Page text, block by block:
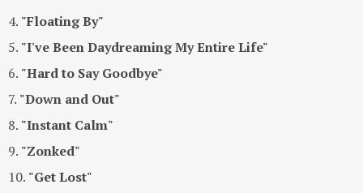
4. "Floating By"
5. "I've Been Daydreaming My Entire Life"
6. "Hard to Say Goodbye"
7. "Down and Out"
8. "Instant Calm"
9. "Zonked"
10. "Get Lost"